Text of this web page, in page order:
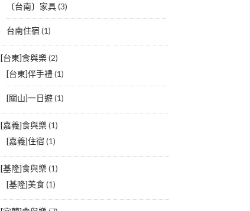
〔台南〕家具(3)
台南住宿 (1)
[台東]食與樂(2)
[台東]伴手禮(1)
[關山]一日遊(1)
[嘉義]食與樂(1)
[嘉義]住宿 (1)
[基隆]食與樂(1)
[基隆]美食(1)